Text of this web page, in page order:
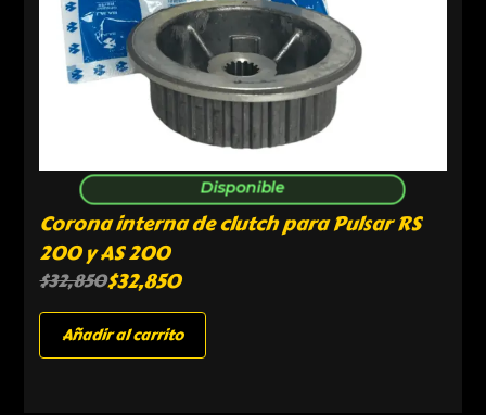
Disponible
Corona interna de clutch para Pulsar RS
200 y AS 200
$32,850$32,850
Añadir al carrito